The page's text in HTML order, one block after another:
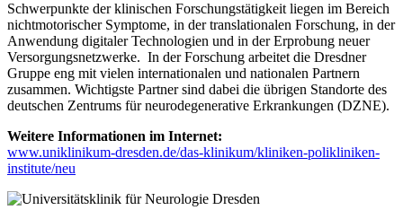
Schwerpunkte der klinischen Forschungstätigkeit liegen im Bereich
nichtmotorischer Symptome, in der translationalen Forschung, in der
Anwendung digitaler Technologien und in der Erprobung neuer
Versorgungsnetzwerke. In der Forschung arbeitet die Dresdner
Gruppe eng mit vielen internationalen und nationalen Partnern
zusammen. Wichtigste Partner sind dabei die übrigen Standorte des
deutschen Zentrums für neurodegenerative Erkrankungen (DZNE).
Weitere Informationen im Internet:
www.uniklinikum-dresden.de/das-klinikum/kliniken-polikliniken-
institute/neu